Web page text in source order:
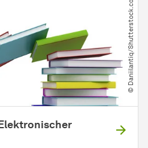
© Daniilantiq​/​Shutterstock.com